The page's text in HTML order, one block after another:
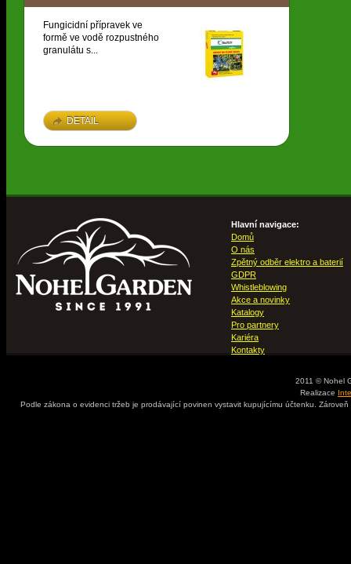
Fungicidní přípravek ve
formě ve vodě rozpustného
granulátu s...
DETAIL
Hlavní navigace:
Domů
O nás
Zpětný odběr elektro a baterií
GDPR
Whistleblowing
Akce a novinky
Katalogy
Pro partnery
Kariéra
Kontakty
2011 © Nohel
Realizace
Podle zákona o evidenci tržeb je prodávající povinen vystavit kupujícímu účtenku.